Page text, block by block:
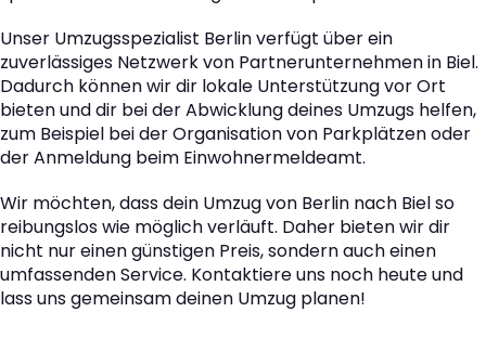
Unser Umzugsspezialist Berlin verfügt über ein
zuverlässiges Netzwerk von Partnerunternehmen in Biel.
Dadurch können wir dir lokale Unterstützung vor Ort
bieten und dir bei der Abwicklung deines Umzugs helfen,
zum Beispiel bei der Organisation von Parkplätzen oder
der Anmeldung beim Einwohnermeldeamt.
Wir möchten, dass dein Umzug von Berlin nach Biel so
reibungslos wie möglich verläuft. Daher bieten wir dir
nicht nur einen günstigen Preis, sondern auch einen
umfassenden Service. Kontaktiere uns noch heute und
lass uns gemeinsam deinen Umzug planen!